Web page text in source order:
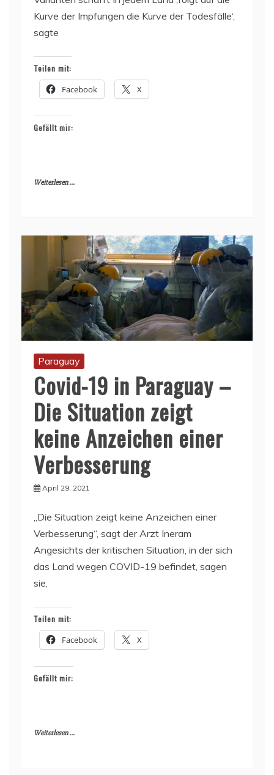
Kurve der Impfungen die Kurve der Todesfälle‘,
sagte
Teilen mit:
Facebook X
Gefällt mir:
Weiterlesen ...
Paraguay
Covid-19 in Paraguay –
Die Situation zeigt
keine Anzeichen einer
Verbesserung
April 29, 2021
„Die Situation zeigt keine Anzeichen einer
Verbesserung“, sagt der Arzt Ineram
Angesichts der kritischen Situation, in der sich
das Land wegen COVID-19 befindet, sagen
sie,
Teilen mit:
Facebook X
Gefällt mir:
Weiterlesen ...